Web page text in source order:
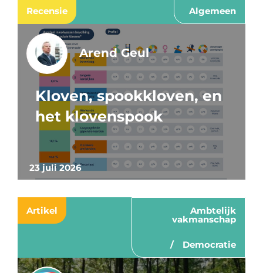
Recensie Algemeen
23 juli 2026
Arend Geul
Kloven, spookkloven, en
het klovenspook
Artikel Ambtelijk
vakmanschap
Democratie